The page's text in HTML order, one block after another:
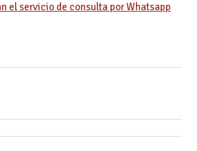
el servicio de consulta por Whatsapp